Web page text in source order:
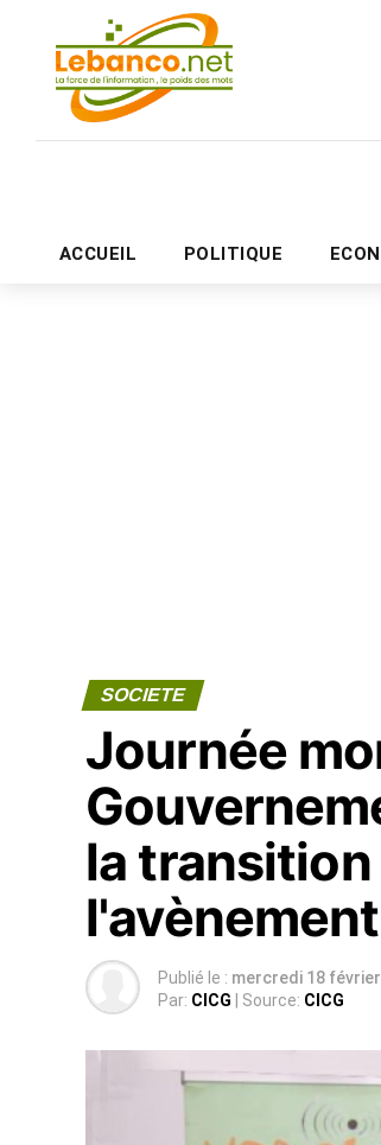
ACCUEIL POLITIQUE
SOCIETE
Journée
la
Publié le : mercredi 18
Par: CICG | Source: CICG